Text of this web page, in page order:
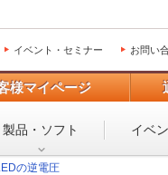
イベント・セミナー お問い
様マイページ
製品・ソフト イベ
の逆電圧